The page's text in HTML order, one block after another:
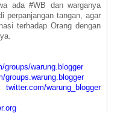
ada #WB dan warganya
perpanjangan tangan, agar
terhadap Orang dengan
groups/warung.blogger
groups.warung.blogger
twitter.com/warung_blogger